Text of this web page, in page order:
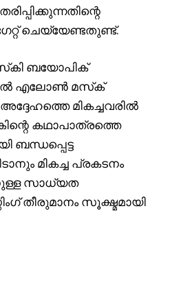
ചെയ്യേണ്ടതുണ്ട്.
ബയോപിക്
എലോൺ മസ്‌ക്
അദ്ദേഹത്തെ മികച്ചവരിൽ
കഥാപാത്രത്തെ
ബന്ധപ്പെട്ട
മികച്ച പ്രകടനം
സാധ്യത
തീരുമാനം സൂക്ഷ്മമായി